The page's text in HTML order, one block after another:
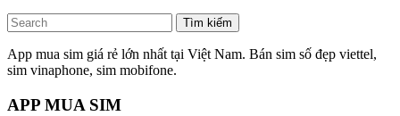
Tìm kiếm
App mua sim giá rẻ lớn nhất tại Việt Nam. Bán sim số đẹp viettel,
sim vinaphone, sim mobifone.
APP MUA SIM